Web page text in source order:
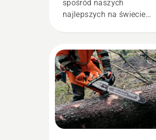
spośród naszych
najlepszych na świecie
parkami w swoich
Stanowią oni nasz H-
Są też naszymi
wymagającymi
użytkownikami.